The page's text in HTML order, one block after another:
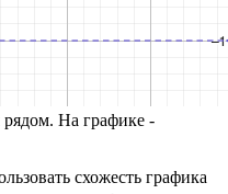
На графике -
схожесть графика